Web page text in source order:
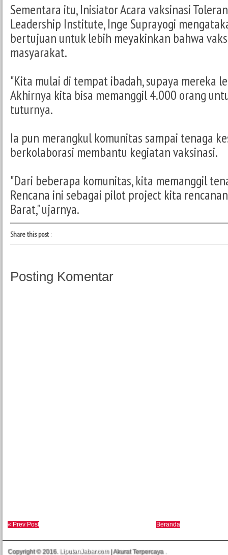
Sementara itu, Inisiator Acara vaksinasi
Leadership Institute, Inge Suprayogi
bertujuan untuk lebih meyakinkan bahwa
masyarakat.
"Kita mulai di tempat ibadah, supaya mereka
Akhirnya kita bisa memanggil 4.000 orang
tuturnya.
Ia pun merangkul komunitas sampai tenaga
berkolaborasi membantu kegiatan vaksinasi.
"Dari beberapa komunitas, kita memanggil
Rencana ini sebagai pilot project kita
Barat," ujarnya.
Share this post:
Posting Komentar
« Prev Post Beranda
Copyright © 2016. LiputanJabar.com| Akurat Terpercaya